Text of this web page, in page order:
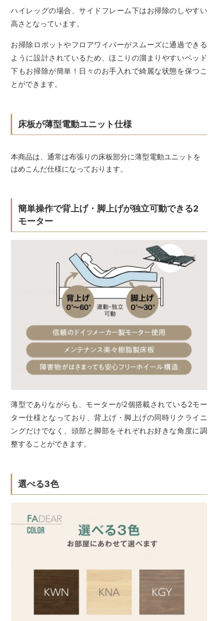
ハイレッグの場合、サイドフレーム下はお掃除のしやすい
高さとなっています。
お掃除ロボットやフロアワイパーがスムーズに通過できる
ように設計されているため、ほこりの溜まりやすいベッド
下もお掃除が簡単！日々のお手入れで綺麗な状態を保つこ
とができます。
床板が薄型電動ユニット仕様
本商品は、通常は布張りの床板部分に薄型電動ユニットを
はめこんだ仕様になっております。
簡単操作で背上げ・脚上げが独立可動できる2
モーター
薄型でありながらも、モーターが2個搭載されている2モー
ター仕様となっており、背上げ・脚上げの同時リクライニ
ングだけでなく、頭部と脚部をそれぞれお好きな角度に調
整することができます。
選べる3色